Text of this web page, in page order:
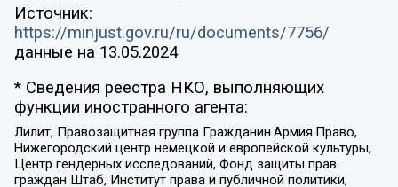
Источник:
https://minjust.gov.ru/ru/documents/7756/
данные на 13.05.2024
* Сведения реестра НКО, выполняющих
функции иностранного агента:
Лилит, Правозащитная группа Гражданин.Армия.Право,
Нижегородский центр немецкой и европейской культуры,
Центр гендерных исследований, Фонд защиты прав
граждан Штаб, Институт права и публичной политики,